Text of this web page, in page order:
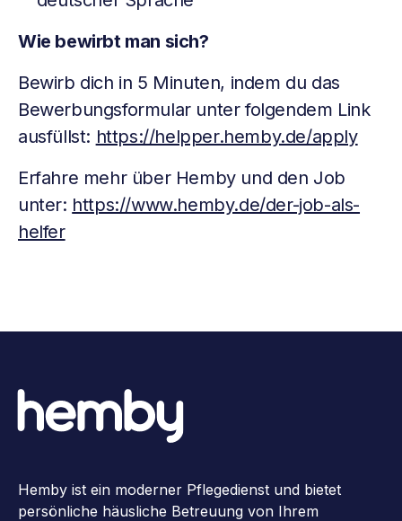
Wie bewirbt man sich?
Bewirb dich in 5 Minuten, indem du das
Bewerbungsformular unter folgendem Link
ausfüllst: https://helpper.hemby.de/apply
Erfahre mehr über Hemby und den Job
unter: https://www.hemby.de/der-job-als-
helfer
Hemby ist ein moderner Pflegedienst und bietet
persönliche häusliche Betreuung von Ihrem